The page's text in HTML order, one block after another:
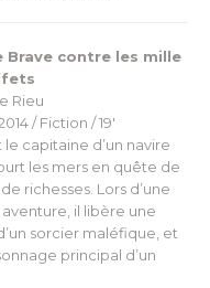
Brave contre les mille
Rieu
/ Fiction / 19′
le capitaine d’un navire
les mers en quête de
richesses. Lors d’une
il libère une
sorcier maléfique, et
principal d’un